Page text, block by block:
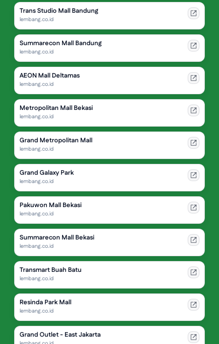
Trans Studio Mall Bandung
lembang.co.id
Summarecon Mall Bandung
lembang.co.id
AEON Mall Deltamas
lembang.co.id
Metropolitan Mall Bekasi
lembang.co.id
Grand Metropolitan Mall
lembang.co.id
Grand Galaxy Park
lembang.co.id
Pakuwon Mall Bekasi
lembang.co.id
Summarecon Mall Bekasi
lembang.co.id
Transmart Buah Batu
lembang.co.id
Resinda Park Mall
lembang.co.id
Grand Outlet - East Jakarta